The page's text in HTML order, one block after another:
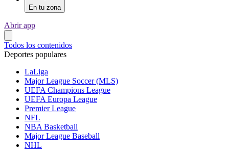
En tu zona
Abrir app
Todos los contenidos
Deportes populares
LaLiga
Major League Soccer (MLS)
UEFA Champions League
UEFA Europa League
Premier League
NFL
NBA Basketball
Major League Baseball
NHL